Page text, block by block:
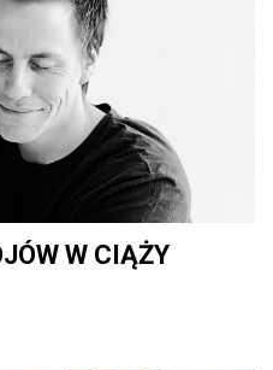
W CIĄŻY